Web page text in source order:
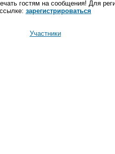
гостям на сообщения! Для
ссылке: зарегистрироваться
Участники